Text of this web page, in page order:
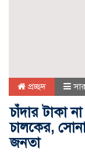
প্রচ্ছদ
চাঁদার টাকা
চালকের,
জনতা